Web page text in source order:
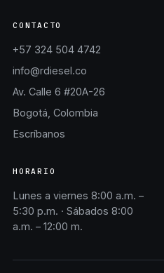
CONTACTO
+57 324 504 4742
info@rdiesel.co
Av. Calle 6 #20A-26
Bogotá, Colombia
Escríbanos
HORARIO
Lunes a viernes 8:00 a.m. –
5:30 p.m. · Sábados 8:00
a.m. – 12:00 m.